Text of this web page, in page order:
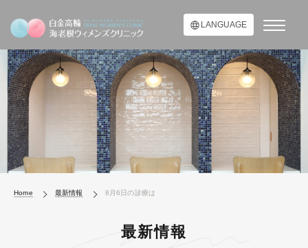
LANGUAGE
Home 最新情報 8月6日の診療は
最新情報